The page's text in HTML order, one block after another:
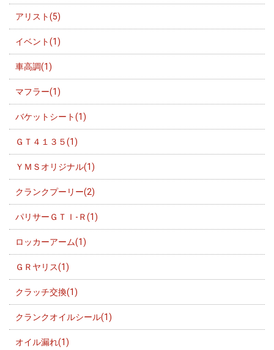
アリスト(5)
イベント(1)
車高調(1)
マフラー(1)
バケットシート(1)
ＧＴ４１３５(1)
ＹＭＳオリジナル(1)
クランクプーリー(2)
パリサーＧＴＩ-Ｒ(1)
ロッカーアーム(1)
ＧＲヤリス(1)
クラッチ交換(1)
クランクオイルシール(1)
オイル漏れ(1)